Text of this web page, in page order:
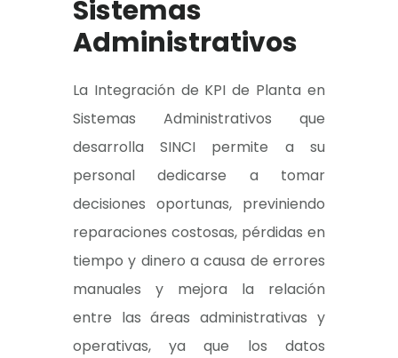
Sistemas
Administrativos
La Integración de KPI de Planta en
Sistemas Administrativos que
desarrolla SINCI permite a su
personal dedicarse a tomar
decisiones oportunas, previniendo
reparaciones costosas, pérdidas en
tiempo y dinero a causa de errores
manuales y mejora la relación
entre las áreas administrativas y
operativas, ya que los datos